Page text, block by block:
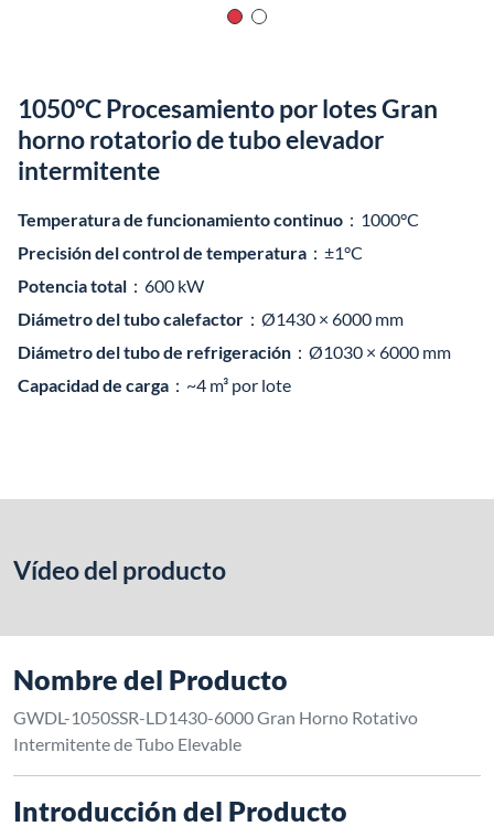
1050°C Procesamiento por lotes Gran
horno rotatorio de tubo elevador
intermitente
Temperatura de funcionamiento continuo ：1000°C
Precisión del control de temperatura ：±1°C
Potencia total ：600 kW
Diámetro del tubo calefactor ：Ø1430 × 6000 mm
Diámetro del tubo de refrigeración ：Ø1030 × 6000 mm
Capacidad de carga ：~4 m³ por lote
Vídeo del producto
Nombre del Producto
GWDL-1050SSR-LD1430-6000 Gran Horno Rotativo
Intermitente de Tubo Elevable
Introducción del Producto